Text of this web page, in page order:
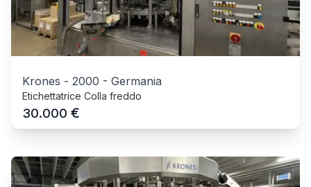
Krones - 2000 - Germania
Etichettatrice Colla freddo
30.000 €